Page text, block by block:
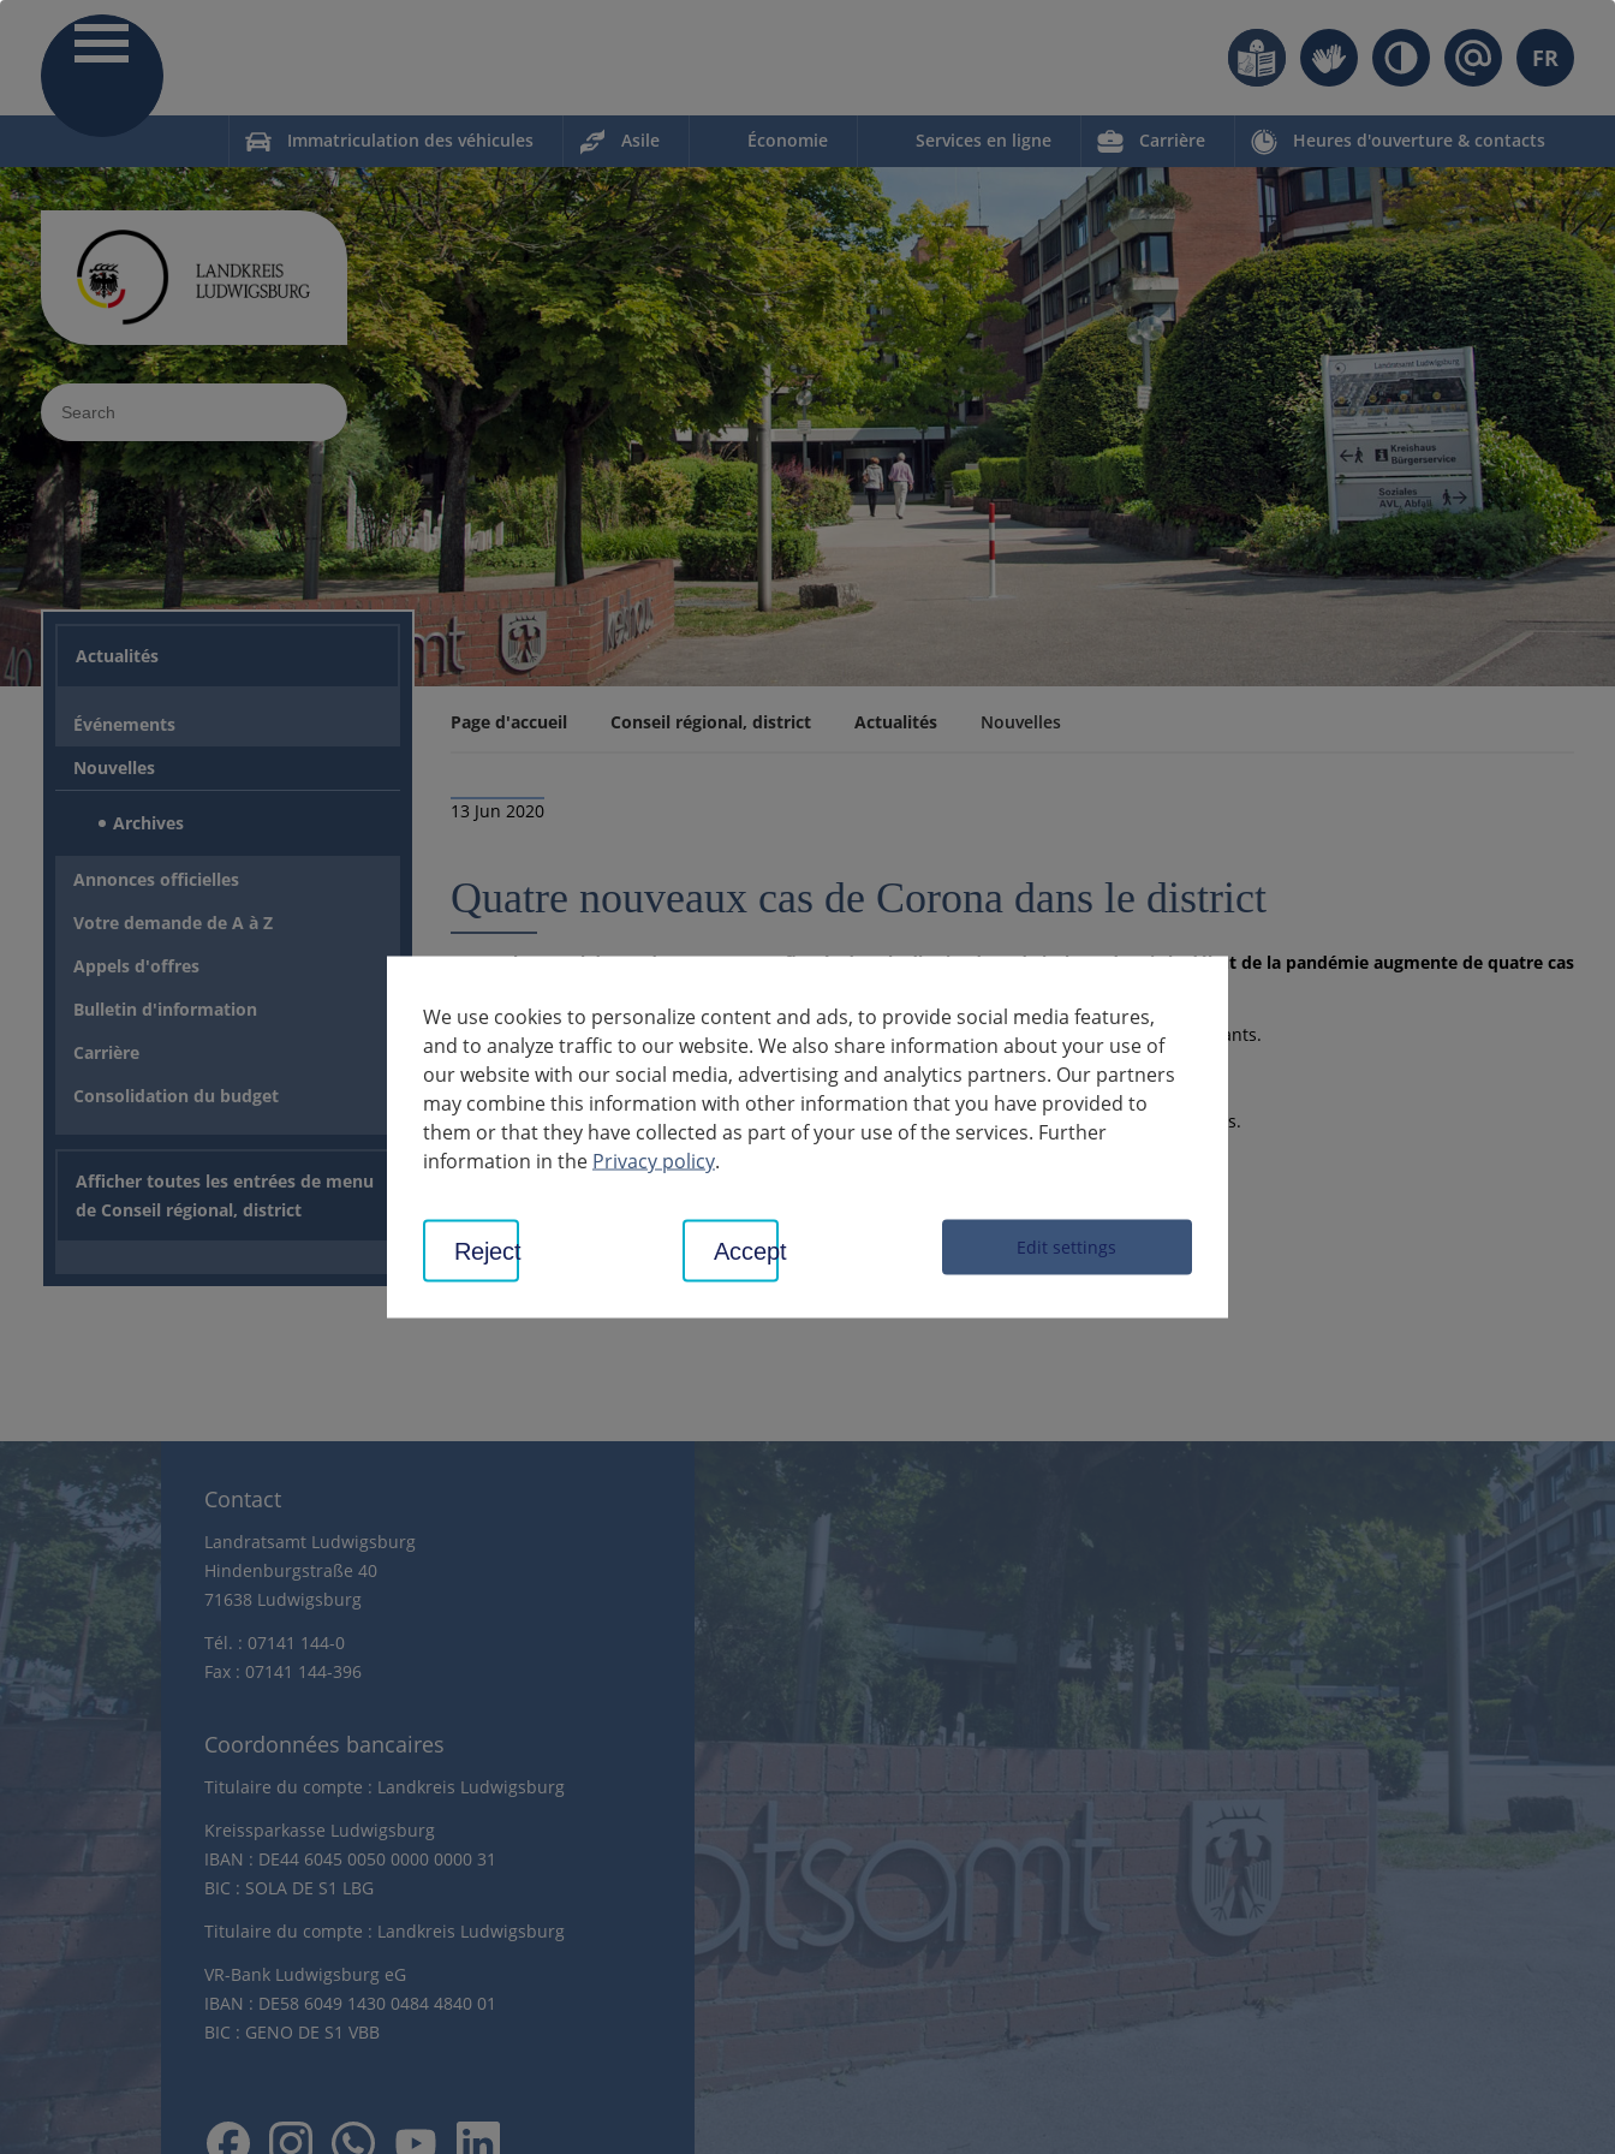
FR
Immatriculation des véhicules Asile Économie Services en ligne Carrière Heures d'ouverture & contacts
Sucheingabe
Actualités
Événements
Nouvelles
Archives
Annonces officielles
Votre demande de A à Z
Appels d'offres
Bulletin d'information
Carrière
Consolidation du budget
Afficher toutes les entrées de menu
de Conseil régional, district
Page d'accueil Conseil régional, district Actualités Nouvelles
13 Jun 2020
Quatre nouveaux cas de Corona dans le district
Le nombre total de cas de COVID-19 confirmés dans le district de Ludwigsburg depuis le début de la pandémie augmente de quatre cas
Au cours des sept derniers jours, il y a eu 3,3 nouvelles infections (seuil : 50) pour 100 000 habitants.
Au total, 73 personnes infectées par le COVID-19 sont décédées (sans changement).
On considère que 1 689 personnes sont guéries et que 28 personnes sont actuellement infectées.
Contact
Landratsamt Ludwigsburg
Hindenburgstraße 40
71638 Ludwigsburg
Tél. : 07141 144-0
Fax : 07141 144-396
Coordonnées bancaires
Titulaire du compte : Landkreis Ludwigsburg
Kreissparkasse Ludwigsburg
IBAN : DE44 6045 0050 0000 0000 31
BIC : SOLA DE S1 LBG
Titulaire du compte : Landkreis Ludwigsburg
VR-Bank Ludwigsburg eG
IBAN : DE58 6049 1430 0484 4840 01
BIC : GENO DE S1 VBB
We use cookies to personalize content and ads, to provide social media features,
and to analyze traffic to our website. We also share information about your use of
our website with our social media, advertising and analytics partners. Our partners
may combine this information with other information that you have provided to
them or that they have collected as part of your use of the services. Further
information in the Privacy policy.
Edit settings
Reject Accept